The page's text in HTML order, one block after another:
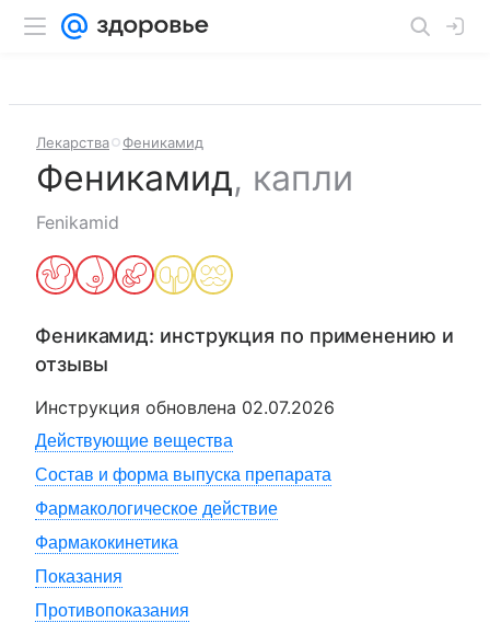
Лекарства Феникамид
Феникамид, капли
Fenikamid
Феникамид: инструкция по применению и
отзывы
Инструкция обновлена 02.07.2026
Действующие вещества
Состав и форма выпуска препарата
Фармакологическое действие
Фармакокинетика
Показания
Противопоказания